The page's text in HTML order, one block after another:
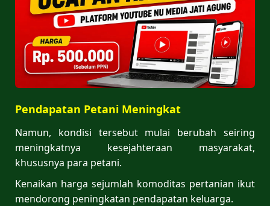
Pendapatan Petani Meningkat
Namun, kondisi tersebut mulai berubah seiring
meningkatnya kesejahteraan masyarakat,
khususnya para petani.
Kenaikan harga sejumlah komoditas pertanian ikut
mendorong peningkatan pendapatan keluarga.